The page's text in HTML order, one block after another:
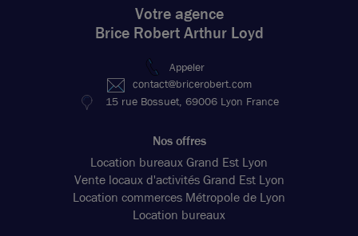
Votre agence
Brice Robert Arthur Loyd
Appeler
contact@bricerobert.com
15 rue Bossuet, 69006 Lyon France
Nos offres
Location bureaux Grand Est Lyon
Vente locaux d'activités Grand Est Lyon
Location commerces Métropole de Lyon
Location bureaux